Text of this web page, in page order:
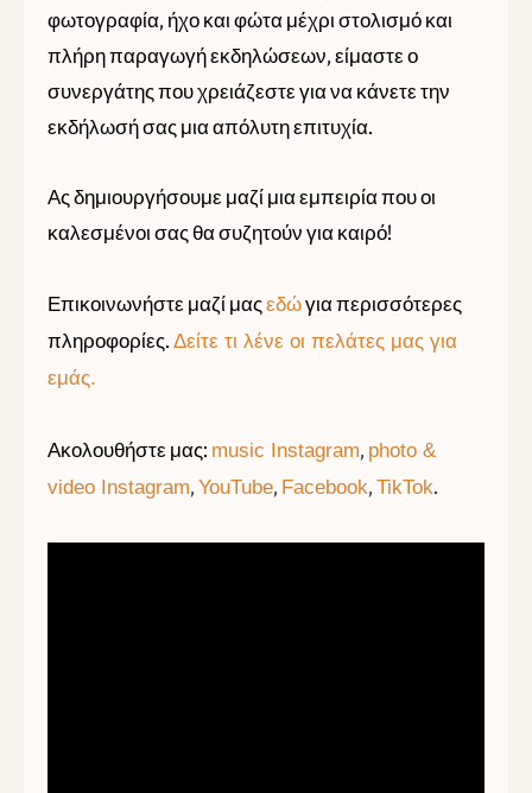
φωτογραφία, ήχο και φώτα μέχρι στολισμό και
πλήρη παραγωγή εκδηλώσεων, είμαστε ο
συνεργάτης που χρειάζεστε για να κάνετε την
εκδήλωσή σας μια απόλυτη επιτυχία.
Ας δημιουργήσουμε μαζί μια εμπειρία που οι
καλεσμένοι σας θα συζητούν για καιρό!
Επικοινωνήστε μαζί μαςεδώγια περισσότερες
πληροφορίες. Δείτε τι λένε οι πελάτες μας για
εμάς.
Ακολουθήστε μας: music Instagram, photo &
video Instagram, YouTube, Facebook, TikTok.